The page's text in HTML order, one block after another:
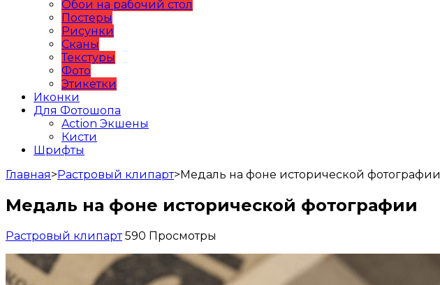
Обои на рабочий стол
Постеры
Рисунки
Сканы
Текстуры
Фото
Этикетки
Иконки
Для Фотошопа
Action Экшены
Кисти
Шрифты
Главная>Растровый клипарт>Медаль на фоне исторической фотографии
Медаль на фоне исторической фотографии
Растровый клипарт 590 Просмотры